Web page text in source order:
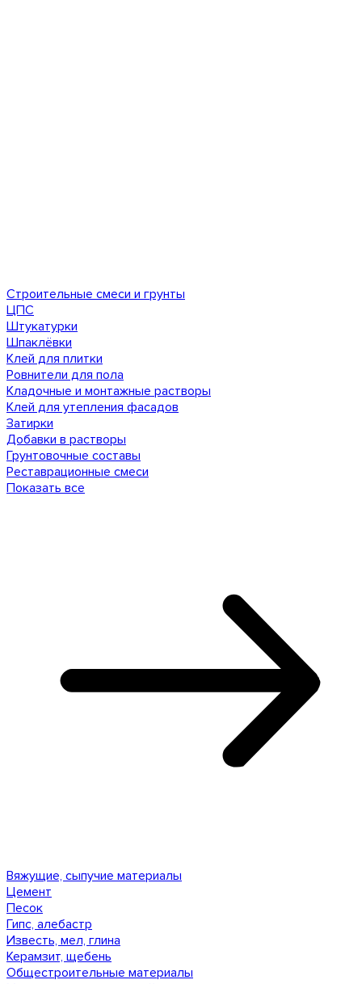
Строительные смеси и грунты
ЦПС
Штукатурки
Шпаклёвки
Клей для плитки
Ровнители для пола
Кладочные и монтажные растворы
Клей для утепления фасадов
Затирки
Добавки в растворы
Грунтовочные составы
Реставрационные смеси
Показать все
Вяжущие, сыпучие материалы
Цемент
Песок
Гипс, алебастр
Известь, мел, глина
Керамзит, щебень
Общестроительные материалы